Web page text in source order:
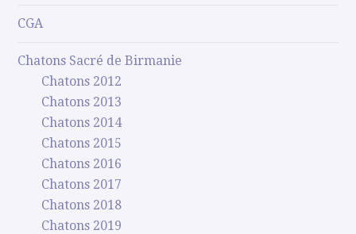
CGA
Chatons Sacré de Birmanie
Chatons 2012
Chatons 2013
Chatons 2014
Chatons 2015
Chatons 2016
Chatons 2017
Chatons 2018
Chatons 2019